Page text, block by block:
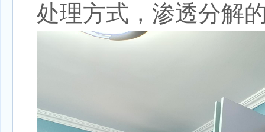
处理方式，渗透分解